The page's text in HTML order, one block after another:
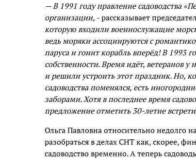
— В 1991 году правление садоводства
организации, - рассказывает
которую входили военнослужащие
ведь моряки ассоциируются с
паруса и гонит корабль вперёд! В 1993
собственности. Время идёт, ветеранов
и решили устроить этот праздник. Но,
садоводства поменялся, есть
заборами. Хотя в последнее время
предложение отметить 30-летие
Ольга Павловна относительно недолго
разобраться в делах СНТ как, скорее,
садоводство временно. А теперь